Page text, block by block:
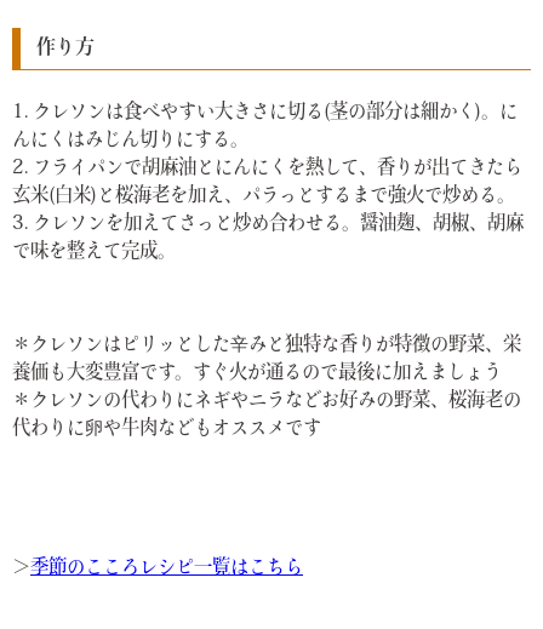
作り方
1. クレソンは食べやすい大きさに切る(茎の部分は細かく)。に
んにくはみじん切りにする。
2. フライパンで胡麻油とにんにくを熱して、香りが出てきたら
玄米(白米)と桜海老を加え、パラっとするまで強火で炒める。
3. クレソンを加えてさっと炒め合わせる。醤油麹、胡椒、胡麻
で味を整えて完成。
＊クレソンはピリッとした辛みと独特な香りが特徴の野菜、栄
養価も大変豊富です。すぐ火が通るので最後に加えましょう
＊クレソンの代わりにネギやニラなどお好みの野菜、桜海老の
代わりに卵や牛肉などもオススメです
＞季節のこころレシピ一覧はこちら